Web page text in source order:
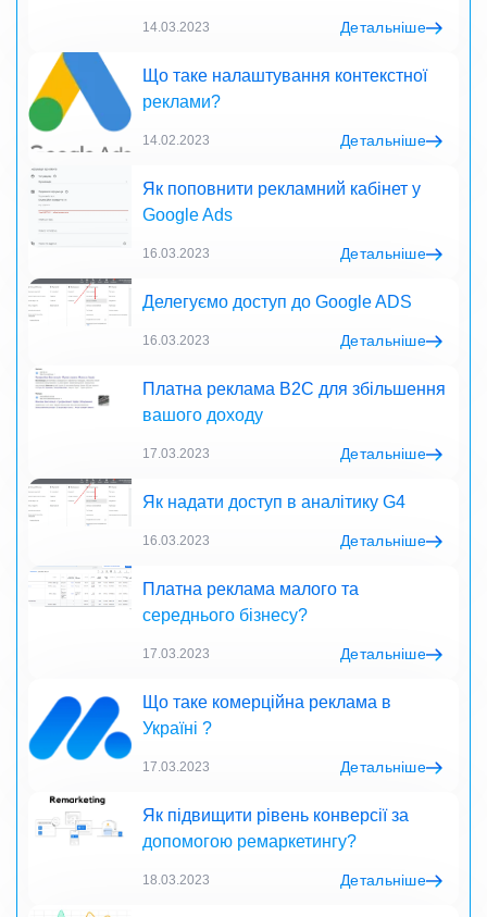
14.03.2023 Детальніше
Що таке налаштування контекстної
реклами?
14.02.2023 Детальніше
Як поповнити рекламний кабінет у
Google Ads
16.03.2023 Детальніше
Делегуємо доступ до Google ADS
16.03.2023 Детальніше
Платна реклама B2C для збільшення
вашого доходу
17.03.2023 Детальніше
Як надати доступ в аналітику G4
16.03.2023 Детальніше
Платна реклама малого та
середнього бізнесу?
17.03.2023 Детальніше
Що таке комерційна реклама в
Україні ?
17.03.2023 Детальніше
Як підвищити рівень конверсії за
допомогою ремаркетингу?
18.03.2023 Детальніше